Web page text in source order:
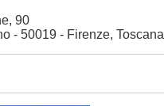
90
- 50019 - Firenze, Toscana